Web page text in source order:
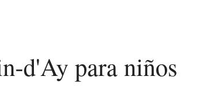
d'Ay para niños